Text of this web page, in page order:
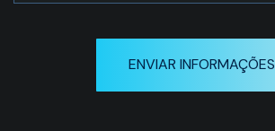
ENVIAR INFORMAÇÕES